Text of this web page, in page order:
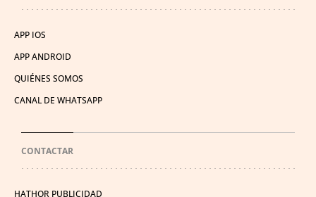
APP IOS
APP ANDROID
QUIÉNES SOMOS
CANAL DE WHATSAPP
CONTACTAR
HATHOR PUBLICIDAD